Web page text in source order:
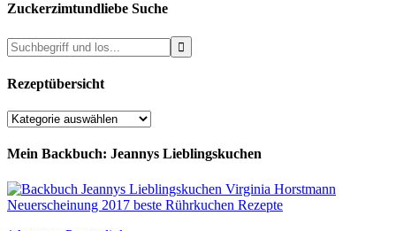
Zuckerzimtundliebe Suche
Rezeptübersicht
Rezeptübersicht
Mein Backbuch: Jeannys Lieblingskuchen